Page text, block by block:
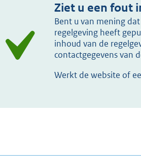
Ziet u een fout
Bent u van mening
regelgeving heeft
inhoud van de
contactgegevens van
Werkt de website of